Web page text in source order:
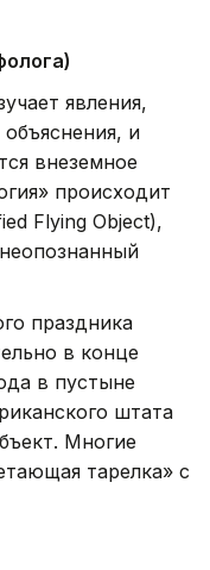
явления,
и
внеземное
происходит
Flying Object),
праздника
в конце
в пустыне
штата
Многие
тарелка» с